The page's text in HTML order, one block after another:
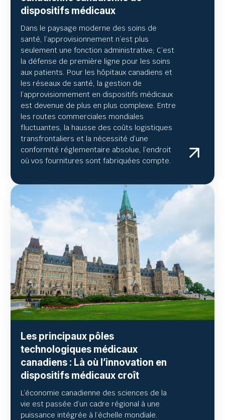
dispositifs médicaux
Dans le paysage moderne des soins de
santé, l’approvisionnement n’est plus
seulement une fonction administrative; C’est
la défense de première ligne pour les soins
aux patients. Pour les hôpitaux canadiens et
les réseaux de santé, la gestion de
l’approvisionnement en dispositifs médicaux
est devenue de plus en plus complexe. Entre
les routes commerciales mondiales
fluctuantes, la hausse des coûts logistiques
transfrontaliers et la nécessité d’une
conformité réglementaire absolue, l’endroit
où vos fournitures sont fabriquées compte.
Les principaux pôles
technologiques médicaux
canadiens : Là où l’innovation en
dispositifs médicaux croît
L’économie canadienne des sciences de la
vie est passée d’un cadre régional à une
puissance intégrée à l’échelle mondiale.